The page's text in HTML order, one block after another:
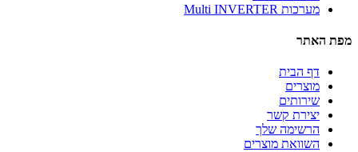
מערכות Multi INVERTER
מפת האתר
דף הבית
מוצרים
שירותים
יצירת קשר
הרשימה שלך
השוואת מוצרים